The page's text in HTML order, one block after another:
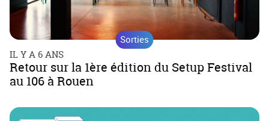
Sorties
IL Y A 6 ANS
Retour sur la 1ère édition du Setup Festival
au 106 à Rouen